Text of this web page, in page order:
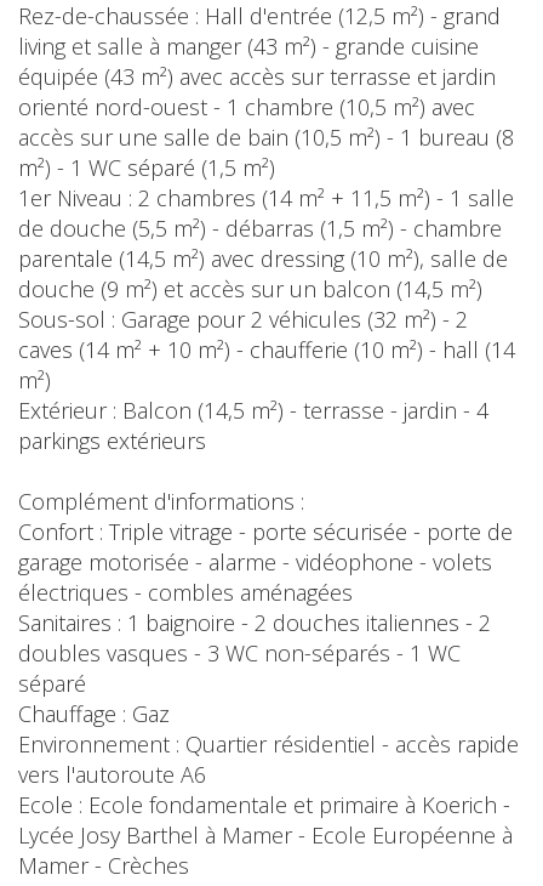
Rez-de-chaussée : Hall d'entrée (12,5 m²) - grand
living et salle à manger (43 m²) - grande cuisine
équipée (43 m²) avec accès sur terrasse et jardin
orienté nord-ouest - 1 chambre (10,5 m²) avec
accès sur une salle de bain (10,5 m²) - 1 bureau (8
m²) - 1 WC séparé (1,5 m²)
1er Niveau : 2 chambres (14 m² + 11,5 m²) - 1 salle
de douche (5,5 m²) - débarras (1,5 m²) - chambre
parentale (14,5 m²) avec dressing (10 m²), salle de
douche (9 m²) et accès sur un balcon (14,5 m²)
Sous-sol : Garage pour 2 véhicules (32 m²) - 2
caves (14 m² + 10 m²) - chaufferie (10 m²) - hall (14
m²)
Extérieur : Balcon (14,5 m²) - terrasse - jardin - 4
parkings extérieurs
Complément d'informations :
Confort : Triple vitrage - porte sécurisée - porte de
garage motorisée - alarme - vidéophone - volets
électriques - combles aménagées
Sanitaires : 1 baignoire - 2 douches italiennes - 2
doubles vasques - 3 WC non-séparés - 1 WC
séparé
Chauffage : Gaz
Environnement : Quartier résidentiel - accès rapide
vers l'autoroute A6
Ecole : Ecole fondamentale et primaire à Koerich -
Lycée Josy Barthel à Mamer - Ecole Européenne à
Mamer - Crèches